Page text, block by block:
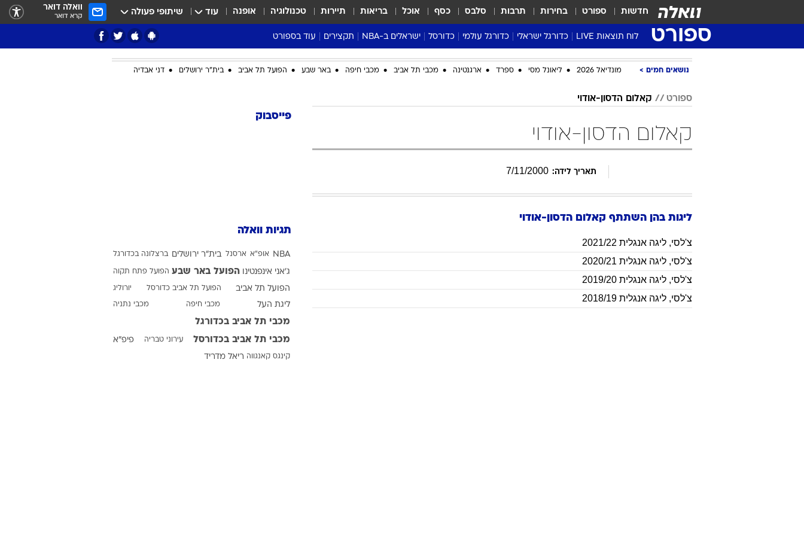
חדשות ספורט בחירות תרבות סלבס כסף אוכל בריאות תיירות טכנולוגיה אופנה עוד שיתופי פעולה וואלה דואר
קרא דואר
ספורט לוח תוצאות LIVE כדורגל ישראלי
ליגת העל Winner
שגרירים
נבחרות ישראל
ליגה לאומית
כדורגל עולמי
ליגה אנגלית
ליגת האלופות
הליגה האירופית
כדורסל
ליגת העל
כדורסל נשים
ישראלים ב-NBA
דני אבדיה
תקצירים עוד בספורט
מונדיאל 2026
NBA
פודקאסטים
אבא של שבת
פוקר
ענפים נוספים
לוח שידורים
החידה של ספורט1
ארכיון מדורים מחוץ לקווים
4-4-2 כתבו לנו
נושאים חמים מונדיאל 2026 ליאונל מסי ספרד ארגנטינה מכבי תל אביב מכבי חיפה באר שבע הפועל תל אביב בית"ר ירושלים דני אבדיה
ספורט קאלום הדסון-אודוי
קאלום הדסון-אודוי
תאריך לידה: 7/11/2000
ליגות בהן השתתף קאלום הדסון-אודוי
צ'לסי, ליגה אנגלית 2021/22
צ'לסי, ליגה אנגלית 2020/21
צ'לסי, ליגה אנגלית 2019/20
צ'לסי, ליגה אנגלית 2018/19
פייסבוק
תגיות וואלה
NBA אופ"א ארסנל בית"ר ירושלים ברצלונה בכדורגל
ג'אני אינפנטינו הפועל באר שבע הפועל פתח תקוה
הפועל תל אביב הפועל תל אביב כדורסל יורוליג
ליגת העל מכבי חיפה מכבי נתניה
מכבי תל אביב בכדורגל
מכבי תל אביב בכדורסל
עירוני טבריה פיפ"א
קינגס קאנגווה ריאל מדריד